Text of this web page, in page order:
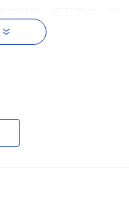
作站和服务器等网络
的PowerChutePlus®
我们公司网络对一款
房之后，我发现它因